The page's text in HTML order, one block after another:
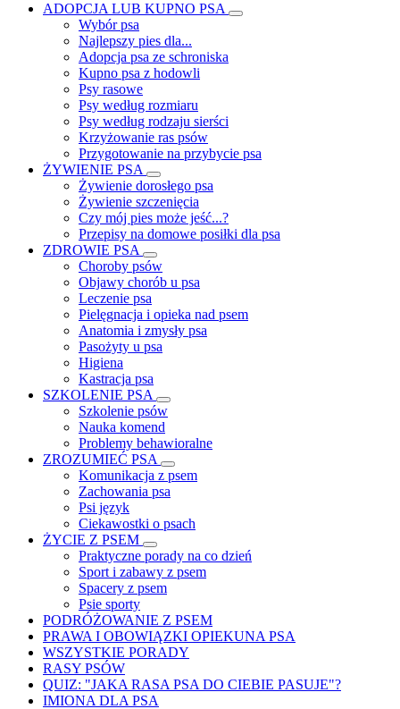
ADOPCJA LUB KUPNO PSA
Wybór psa
Najlepszy pies dla...
Adopcja psa ze schroniska
Kupno psa z hodowli
Psy rasowe
Psy według rozmiaru
Psy według rodzaju sierści
Krzyżowanie ras psów
Przygotowanie na przybycie psa
ŻYWIENIE PSA
Żywienie dorosłego psa
Żywienie szczenięcia
Czy mój pies może jeść...?
Przepisy na domowe posiłki dla psa
ZDROWIE PSA
Choroby psów
Objawy chorób u psa
Leczenie psa
Pielęgnacja i opieka nad psem
Anatomia i zmysły psa
Pasożyty u psa
Higiena
Kastracja psa
SZKOLENIE PSA
Szkolenie psów
Nauka komend
Problemy behawioralne
ZROZUMIEĆ PSA
Komunikacja z psem
Zachowania psa
Psi język
Ciekawostki o psach
ŻYCIE Z PSEM
Praktyczne porady na co dzień
Sport i zabawy z psem
Spacery z psem
Psie sporty
PODRÓŻOWANIE Z PSEM
PRAWA I OBOWIĄZKI OPIEKUNA PSA
WSZYSTKIE PORADY
RASY PSÓW
QUIZ: "JAKA RASA PSA DO CIEBIE PASUJE"?
IMIONA DLA PSA